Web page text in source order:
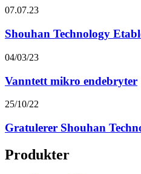
07.07.23
Shouhan Technology
04/03/23
Vanntett mikro endebryter
25/10/22
Gratulerer Shouhan
Produkter